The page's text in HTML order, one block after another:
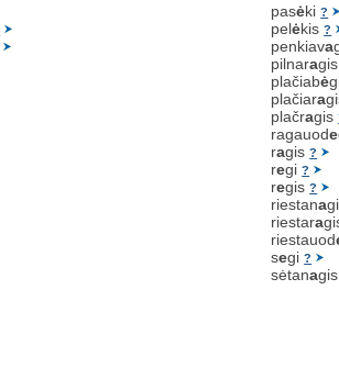
pasėki?
pelėkis?
penkiava
pilnara
plačiabė
plačiara
plačragis
ragauode
ragis?
regi?
regis?
riestana
riestara
riestauod
segi?
sėtana